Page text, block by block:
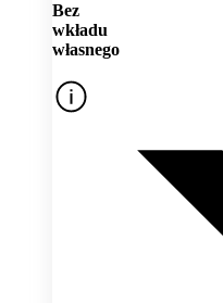
Bez
wkładu
własnego